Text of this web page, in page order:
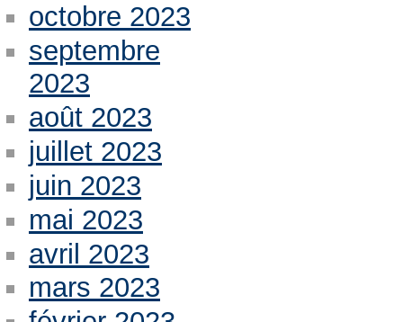
octobre 2023
septembre
2023
août 2023
juillet 2023
juin 2023
mai 2023
avril 2023
mars 2023